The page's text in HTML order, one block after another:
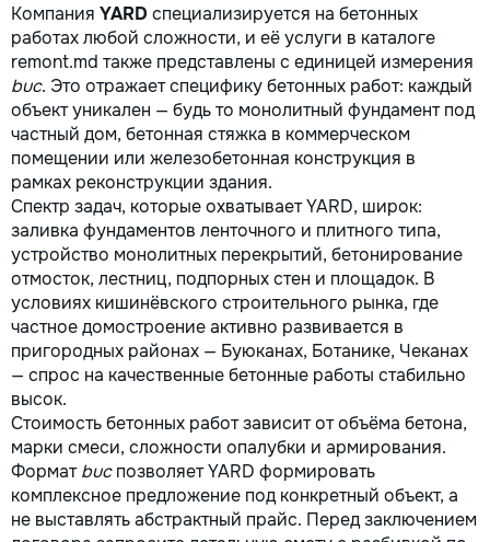
Компания YARD специализируется на бетонных
работах любой сложности, и её услуги в каталоге
remont.md также представлены с единицей измерения
buc. Это отражает специфику бетонных работ: каждый
объект уникален — будь то монолитный фундамент под
частный дом, бетонная стяжка в коммерческом
помещении или железобетонная конструкция в
рамках реконструкции здания.
Спектр задач, которые охватывает YARD, широк:
заливка фундаментов ленточного и плитного типа,
устройство монолитных перекрытий, бетонирование
отмосток, лестниц, подпорных стен и площадок. В
условиях кишинёвского строительного рынка, где
частное домостроение активно развивается в
пригородных районах — Буюканах, Ботанике, Чеканах
— спрос на качественные бетонные работы стабильно
высок.
Стоимость бетонных работ зависит от объёма бетона,
марки смеси, сложности опалубки и армирования.
Форматbucпозволяет YARD формировать
комплексное предложение под конкретный объект, а
не выставлять абстрактный прайс. Перед заключением